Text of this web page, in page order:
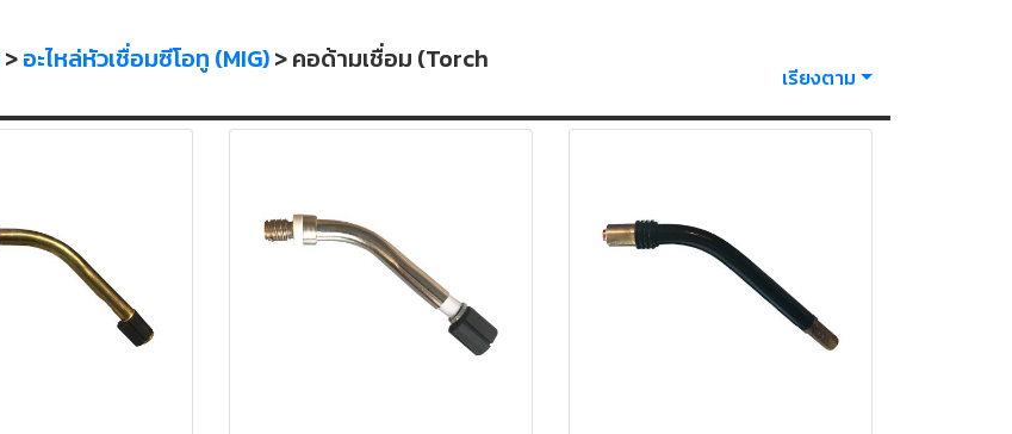
>อะไหล่หัวเชื่อมซีโอทู (MIG)> คอด้ามเชื่อม (Torch
เรียงตาม